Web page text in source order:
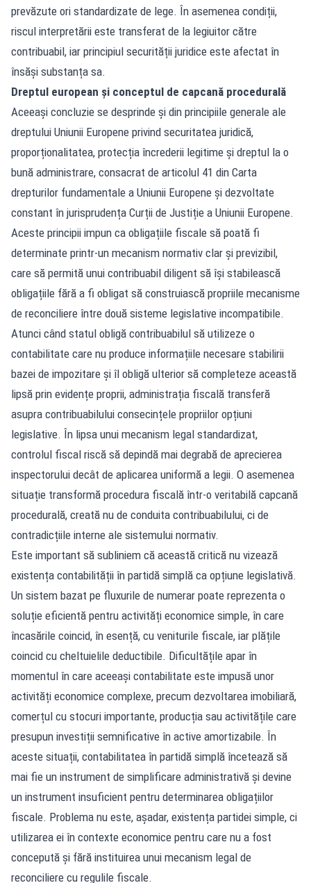
prevăzute ori standardizate de lege. În asemenea condiții,
riscul interpretării este transferat de la legiuitor către
contribuabil, iar principiul securității juridice este afectat în
însăși substanța sa.
Dreptul european și conceptul de capcană procedurală
Aceeași concluzie se desprinde și din principiile generale ale
dreptului Uniunii Europene privind securitatea juridică,
proporționalitatea, protecția încrederii legitime și dreptul la o
bună administrare, consacrat de articolul 41 din Carta
drepturilor fundamentale a Uniunii Europene și dezvoltate
constant în jurisprudența Curții de Justiție a Uniunii Europene.
Aceste principii impun ca obligațiile fiscale să poată fi
determinate printr-un mecanism normativ clar și previzibil,
care să permită unui contribuabil diligent să își stabilească
obligațiile fără a fi obligat să construiască propriile mecanisme
de reconciliere între două sisteme legislative incompatibile.
Atunci când statul obligă contribuabilul să utilizeze o
contabilitate care nu produce informațiile necesare stabilirii
bazei de impozitare și îl obligă ulterior să completeze această
lipsă prin evidențe proprii, administrația fiscală transferă
asupra contribuabilului consecințele propriilor opțiuni
legislative. În lipsa unui mecanism legal standardizat,
controlul fiscal riscă să depindă mai degrabă de aprecierea
inspectorului decât de aplicarea uniformă a legii. O asemenea
situație transformă procedura fiscală într-o veritabilă capcană
procedurală, creată nu de conduita contribuabilului, ci de
contradicțiile interne ale sistemului normativ.
Este important să subliniem că această critică nu vizează
existența contabilității în partidă simplă ca opțiune legislativă.
Un sistem bazat pe fluxurile de numerar poate reprezenta o
soluție eficientă pentru activități economice simple, în care
încasările coincid, în esență, cu veniturile fiscale, iar plățile
coincid cu cheltuielile deductibile. Dificultățile apar în
momentul în care aceeași contabilitate este impusă unor
activități economice complexe, precum dezvoltarea imobiliară,
comerțul cu stocuri importante, producția sau activitățile care
presupun investiții semnificative în active amortizabile. În
aceste situații, contabilitatea în partidă simplă încetează să
mai fie un instrument de simplificare administrativă și devine
un instrument insuficient pentru determinarea obligațiilor
fiscale. Problema nu este, așadar, existența partidei simple, ci
utilizarea ei în contexte economice pentru care nu a fost
concepută și fără instituirea unui mecanism legal de
reconciliere cu regulile fiscale.